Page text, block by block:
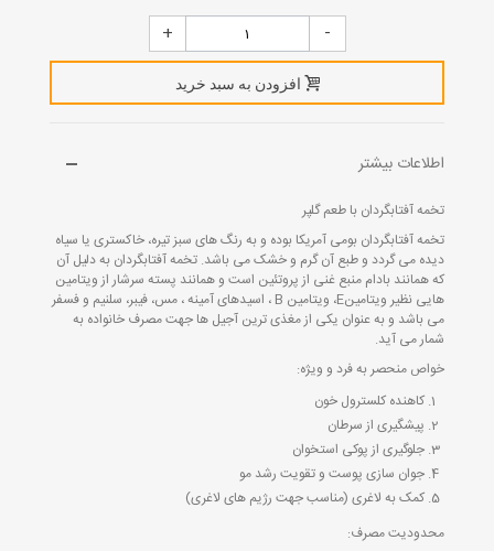
-
+
افزودن به سبد خرید
اطلاعات بیشتر
تخمه آفتابگردان با طعم گلپر
تخمه آفتابگردان بومی آمریکا بوده و به رنگ های سبز تیره، خاکستری یا سیاه
دیده می گردد و طبع آن گرم و خشک می باشد. تخمه آفتابگردان به دلیل آن
که همانند بادام منبع غنی از پروتئین است و همانند پسته سرشار از ویتامین
هایی نظیر ویتامینE، ویتامین B ، اسیدهای آمینه ، مس، فیبر، سلنیم و فسفر
می باشد و به عنوان یکی از مغذی ترین آجیل ها جهت مصرف خانواده به
شمار می آید.
خواص منحصر به فرد و ویژه:
کاهنده کلسترول خون
پیشگیری از سرطان
جلوگیری از پوکی استخوان
جوان سازی پوست و تقویت رشد مو
کمک به لاغری (مناسب جهت رژیم های لاغری)
محدودیت مصرف: